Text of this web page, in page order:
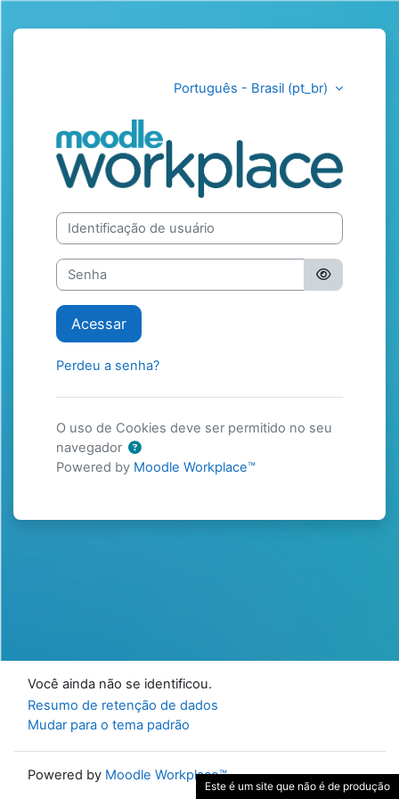
Português - Brasil ‎(pt_br)‎
HCPA
Identificação de usuário
Senha
Acessar
Perdeu a senha?
O uso de Cookies deve ser permitido no seu
navegador
Powered by Moodle Workplace™
Este é um site que não é de produção
Você ainda não se identificou.
Resumo de retenção de dados
Mudar para o tema padrão
Powered by Moodle Workplace™